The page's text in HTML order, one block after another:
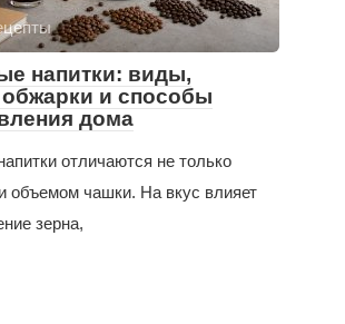
напитки: виды,
обжарки и способы
дома
отличаются не только
объемом чашки. На вкус влияет
зерна,